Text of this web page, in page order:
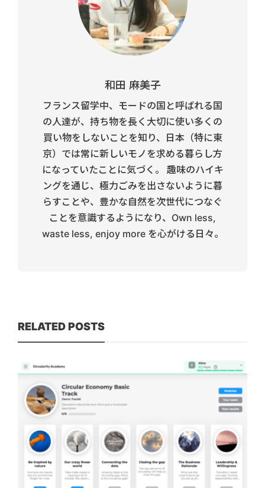
和田 麻美子
フランス留学中、モードの国と呼ばれる国
の人達が、持ち物を長く大切に使い多くの
買い物をしないことを知り、日本（特に東
京）では常に新しいモノを求める暮らし方
になっていたことに気づく。 趣味のハイキ
ングを通じ、極力ごみを出さないように暮
らすことや、豊かな自然を次世代につなぐ
ことを意識するようになり、Own less,
waste less, enjoy more を心がける日々。
RELATED POSTS